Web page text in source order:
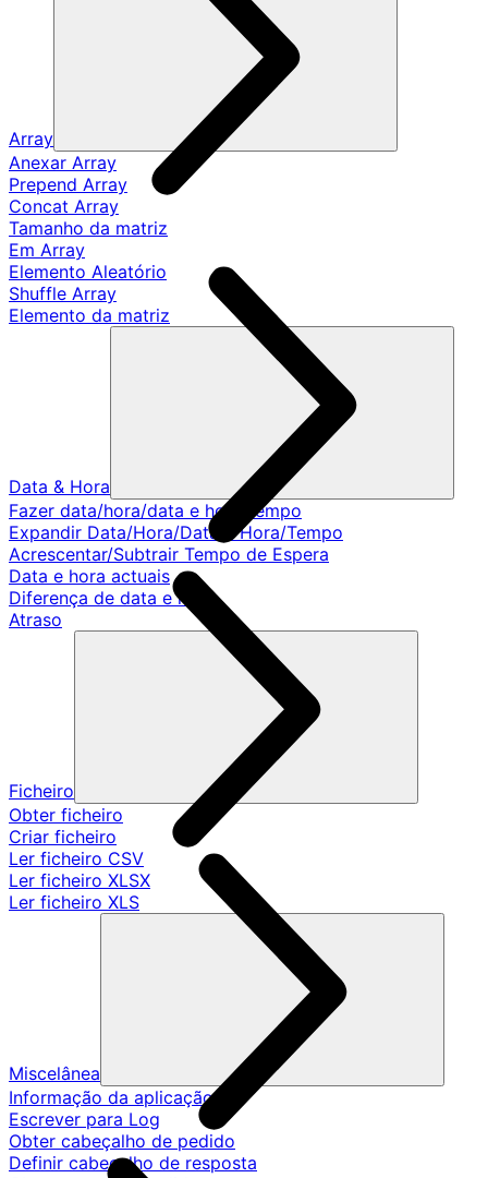
Array
Anexar Array
Prepend Array
Concat Array
Tamanho da matriz
Em Array
Elemento Aleatório
Shuffle Array
Elemento da matriz
Data & Hora
Fazer data/hora/data e hora/tempo
Expandir Data/Hora/Data e Hora/Tempo
Acrescentar/Subtrair Tempo de Espera
Data e hora actuais
Diferença de data e hora
Atraso
Ficheiro
Obter ficheiro
Criar ficheiro
Ler ficheiro CSV
Ler ficheiro XLSX
Ler ficheiro XLS
Miscelânea
Informação da aplicação
Escrever para Log
Obter cabeçalho de pedido
Definir cabeçalho de resposta